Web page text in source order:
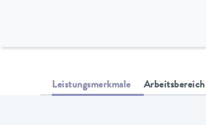
Leistungsmerkmale Arbeitsbereich